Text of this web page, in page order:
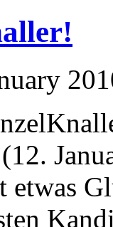
(12.